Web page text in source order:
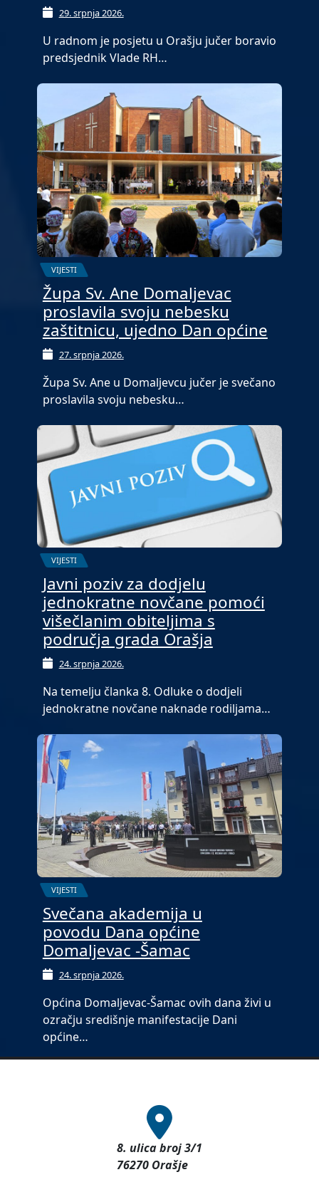
29. srpnja 2026.
U radnom je posjetu u Orašju jučer boravio
predsjednik Vlade RH…
VIJESTI
Župa Sv. Ane Domaljevac
proslavila svoju nebesku
zaštitnicu, ujedno Dan općine
27. srpnja 2026.
Župa Sv. Ane u Domaljevcu jučer je svečano
proslavila svoju nebesku…
VIJESTI
Javni poziv za dodjelu
jednokratne novčane pomoći
višečlanim obiteljima s
područja grada Orašja
24. srpnja 2026.
Na temelju članka 8. Odluke o dodjeli
jednokratne novčane naknade rodiljama…
VIJESTI
Svečana akademija u
povodu Dana općine
Domaljevac -Šamac
24. srpnja 2026.
Općina Domaljevac-Šamac ovih dana živi u
ozračju središnje manifestacije Dani
općine…
8. ulica broj 3/1
76270 Orašje